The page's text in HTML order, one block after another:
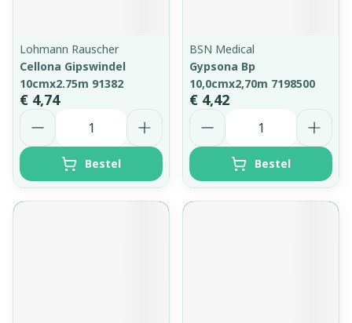
Lohmann Rauscher
Cellona Gipswindel
10cmx2.75m 91382
€ 4,74
Aantal
Bestel
BSN Medical
Gypsona Bp
10,0cmx2,70m 7198500
€ 4,42
Aantal
Bestel